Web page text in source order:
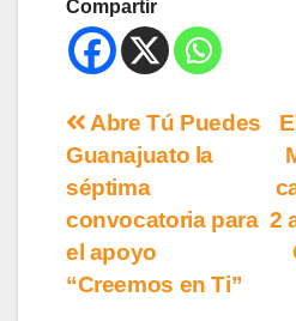
Compartir
2
Abre Tú Puedes
Guanajuato la
séptima
convocatoria para
el apoyo
“Creemos en Ti”